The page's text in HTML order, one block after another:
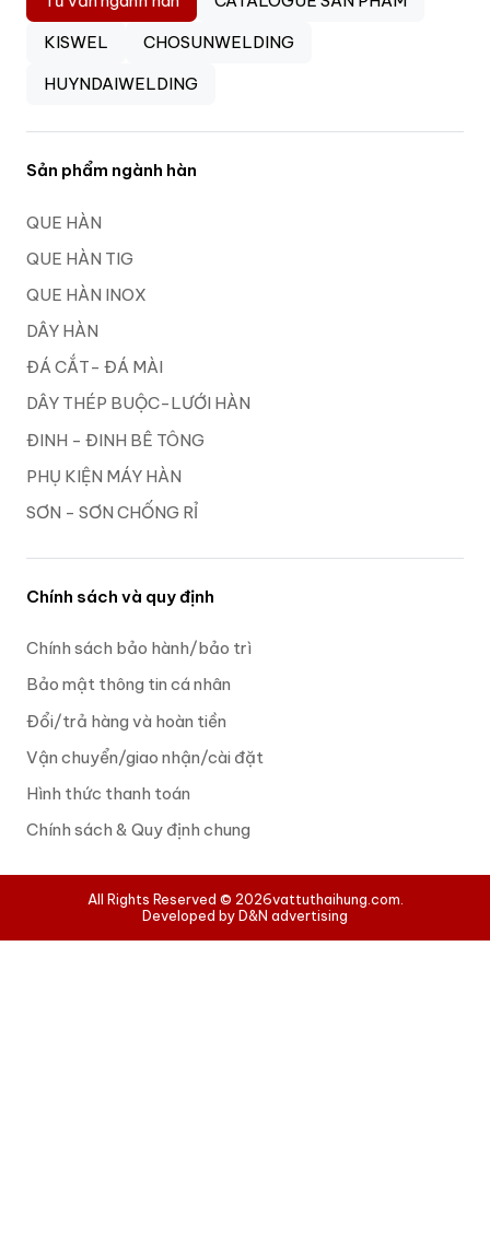
KISWEL
CHOSUNWELDING
HUYNDAIWELDING
Sản phẩm ngành hàn
QUE HÀN
QUE HÀN TIG
QUE HÀN INOX
DÂY HÀN
ĐÁ CẮT- ĐÁ MÀI
DÂY THÉP BUỘC-LƯỚI HÀN
ĐINH - ĐINH BÊ TÔNG
PHỤ KIỆN MÁY HÀN
SƠN - SƠN CHỐNG RỈ
Chính sách và quy định
Chính sách bảo hành/bảo trì
Bảo mật thông tin cá nhân
Đổi/trả hàng và hoàn tiền
Vận chuyển/giao nhận/cài đặt
Hình thức thanh toán
Chính sách & Quy định chung
All Rights Reserved © 2026vattuthaihung.com.
Developed by D&N advertising